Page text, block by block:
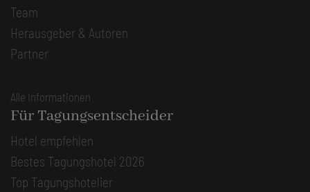
Team
Herausgeber & Autoren
Partner
Alle Informationen
Für Tagungsentscheider
Hotel empfehlen
Bestes Tagungshotel 2026
Top Tagungshotelier